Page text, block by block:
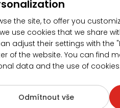
4.5/5(189x)
the site, to offer you
use cookies that we share
adjust their settings with the
of the website. You can find
data and the use of
Odmítnout vše